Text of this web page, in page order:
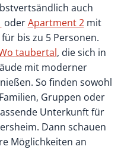
auch
oderApartment 2mit
bis zu 5 Personen.
taubertal, die sich in
mit moderner
So finden sowohl
Gruppen oder
Unterkunft für
Dann schauen
Möglichkeiten an